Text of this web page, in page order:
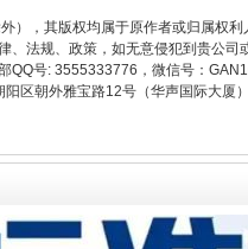
），其版权均属于原作者或归属权
法规、政策，如无意侵犯到贵公
QQ号: 3555333776，微信号：
区朝外雅宝路12号（华声国际大厦
徽映军营 权益有保障